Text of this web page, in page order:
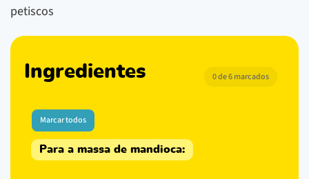
petiscos
Ingredientes 0 de 6 marcados
Marcar todos
Para a massa de mandioca: